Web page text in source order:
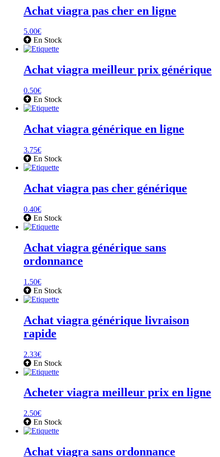
Achat viagra pas cher en ligne
5.00€
En Stock
Achat viagra meilleur prix générique
0.50€
En Stock
Achat viagra générique en ligne
3.75€
En Stock
Achat viagra pas cher générique
0.40€
En Stock
Achat viagra générique sans
ordonnance
1.50€
En Stock
Achat viagra générique livraison
rapide
2.33€
En Stock
Acheter viagra meilleur prix en ligne
2.50€
En Stock
Achat viagra sans ordonnance